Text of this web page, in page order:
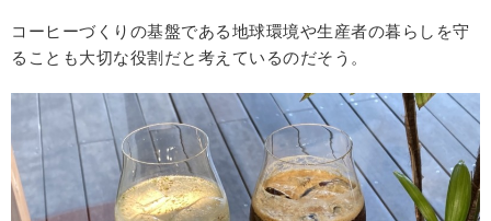
コーヒーづくりの基盤である地球環境や生産者の暮らしを守
ることも大切な役割だと考えているのだそう。